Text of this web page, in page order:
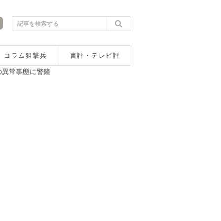
コラム狙撃兵 書評・テレビ評
常事態に警鐘